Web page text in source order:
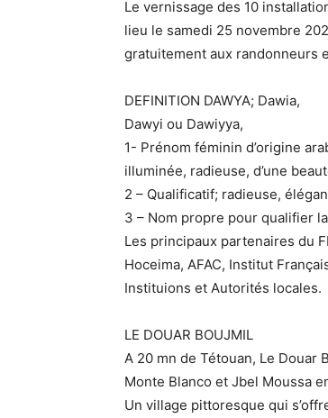
Le vernissage des 10
lieu le samedi 25 novembre
gratuitement aux randonneurs
DEFINITION DAWYA; Dawia,
Dawyi ou Dawiyya,
1- Prénom féminin d’origine
illuminée, radieuse, d’une
2 – Qualificatif; radieuse,
3 – Nom propre pour qualifier
Les principaux partenaires du
Hoceima, AFAC, Institut
Instituions et Autorités locales.
LE DOUAR BOUJMIL
A 20 mn de Tétouan, Le
Monte Blanco et Jbel Moussa
Un village pittoresque qui